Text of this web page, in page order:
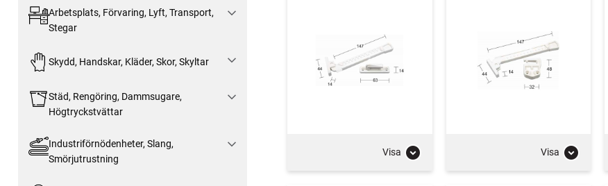
Arbetsplats, Förvaring, Lyft, Transport,
Stegar
Skydd, Handskar, Kläder, Skor, Skyltar
Städ, Rengöring, Dammsugare,
Högtryckstvättar
Industriförnödenheter, Slang,
Smörjutrustning
Visa Visa